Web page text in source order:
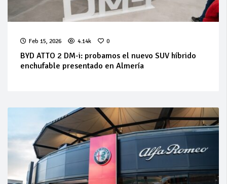
Feb 15, 2026 4.14k 0
BYD ATTO 2 DM-i: probamos el nuevo SUV híbrido
enchufable presentado en Almería